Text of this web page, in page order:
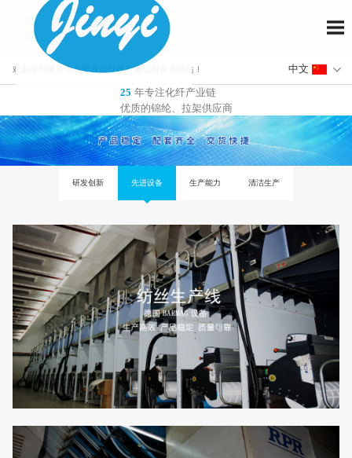
欢迎来到肇庆市高要晋益纤维有限公司官方网站！
25 年专注化纤产业链
优质的锦纶、拉架供应商
研发创新 先进设备 生产能力 清洁生产